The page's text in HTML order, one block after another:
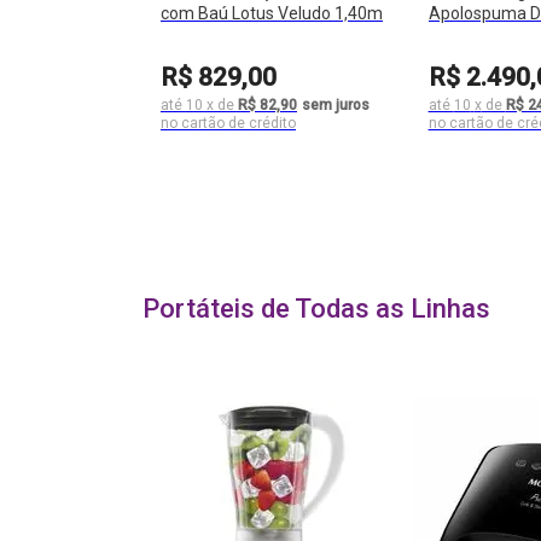
com Baú Lotus Veludo 1,40m
R$ 829,00
até 10 xde R$ 82,90 sem juros
Apolospuma
R$ 2.490,
até 10 xde R$
Portáteis de Todas as Linhas